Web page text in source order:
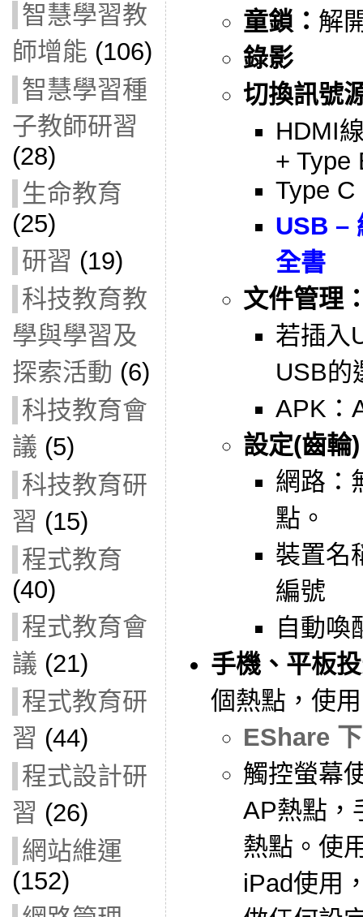
智慧學習教
師增能 (106)
智慧學習種
子教師研習
(28)
生命教育
(25)
研習 (19)
科技教育教
學與學習及
探索活動 (6)
科技教育會
議 (5)
科技教育研
習 (15)
程式教育
(40)
程式教育會
議 (21)
程式教育研
習 (44)
程式設計研
習 (26)
網站維運
(152)
童鎖： 解
錄影
切換訊號
HDMI
+ Type
Type C
USB –
全書
文件管理
若插入
USB的
APK：
設定(齒輪
網路：
點。
裝置名
編號
自動喚
手機、平板
個熱點，使
EShare
觸控螢幕
AP熱點，
熱點。使
iPad使用